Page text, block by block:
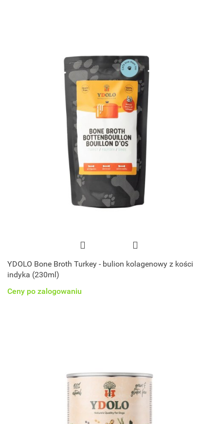
YDOLO Bone Broth Turkey - bulion kolagenowy z kości
indyka (230ml)
Ceny po zalogowaniu